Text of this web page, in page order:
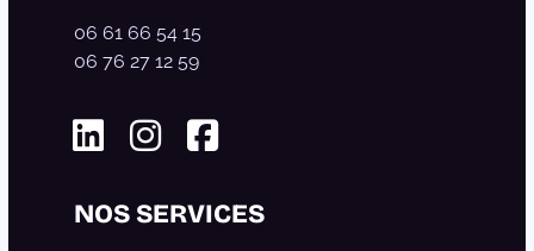
06 61 66 54 15
06 76 27 12 59
NOS SERVICES